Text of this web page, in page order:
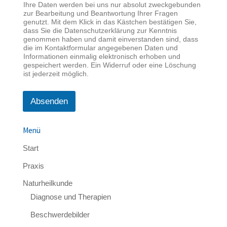
Ihre Daten werden bei uns nur absolut zweckgebunden
zur Bearbeitung und Beantwortung Ihrer Fragen
genutzt. Mit dem Klick in das Kästchen bestätigen Sie,
dass Sie die Datenschutzerklärung zur Kenntnis
genommen haben und damit einverstanden sind, dass
die im Kontaktformular angegebenen Daten und
Informationen einmalig elektronisch erhoben und
gespeichert werden. Ein Widerruf oder eine Löschung
ist jederzeit möglich.
Absenden
Menü
Start
Praxis
Naturheilkunde
Diagnose und Therapien
Beschwerdebilder